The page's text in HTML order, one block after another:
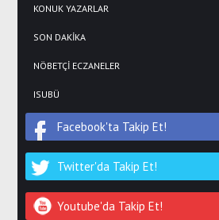
KONUK YAZARLAR
SON DAKİKA
NÖBETÇİ ECZANELER
ISUBÜ
Facebook'ta Takip Et!
Twitter'da Takip Et!
Youtube'da Takip Et!